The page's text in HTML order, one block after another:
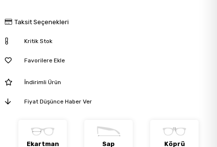
Taksit Seçenekleri
Kritik Stok
Favorilere Ekle
İndirimli Ürün
Fiyat Düşünce Haber Ver
Ekartman
Sap
Köprü